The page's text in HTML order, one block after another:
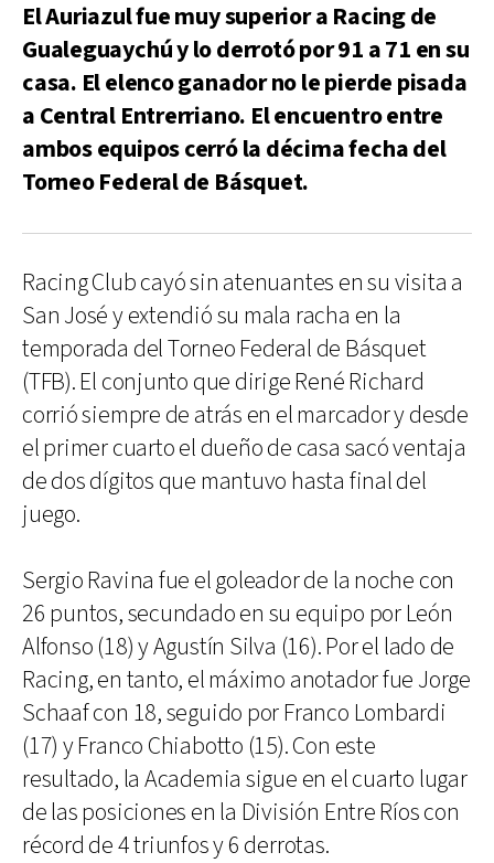
El Auriazul fue muy superior a Racing de
Gualeguaychú y lo derrotó por 91 a 71 en su
casa. El elenco ganador no le pierde pisada
a Central Entrerriano. El encuentro entre
ambos equipos cerró la décima fecha del
Torneo Federal de Básquet.
Racing Club cayó sin atenuantes en su visita a
San José y extendió su mala racha en la
temporada del Torneo Federal de Básquet
(TFB). El conjunto que dirige René Richard
corrió siempre de atrás en el marcador y desde
el primer cuarto el dueño de casa sacó ventaja
de dos dígitos que mantuvo hasta final del
juego.
Sergio Ravina fue el goleador de la noche con
26 puntos, secundado en su equipo por León
Alfonso (18) y Agustín Silva (16). Por el lado de
Racing, en tanto, el máximo anotador fue Jorge
Schaaf con 18, seguido por Franco Lombardi
(17) y Franco Chiabotto (15). Con este
resultado, la Academia sigue en el cuarto lugar
de las posiciones en la División Entre Ríos con
récord de 4 triunfos y 6 derrotas.